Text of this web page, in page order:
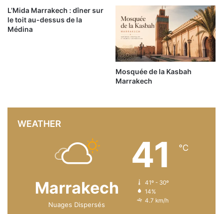
L’Mida Marrakech : dîner sur
le toit au-dessus de la
Médina
Mosquée de la Kasbah
Marrakech
WEATHER
Marrakech
Nuages Dispersés
41 ℃
41º - 30º
14%
4.7 km/h